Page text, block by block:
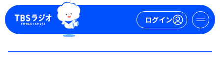
ログイン